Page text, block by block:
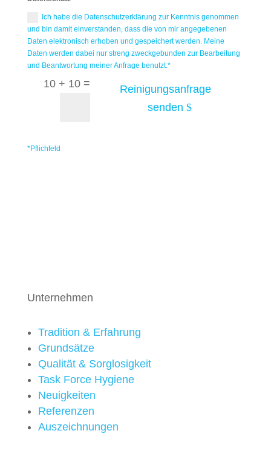
Ich habe die Datenschutzerklärung zur Kenntnis genommen
und bin damit einverstanden, dass die von mir angegebenen
Daten elektronisch erhoben und gespeichert werden. Meine
Daten werden dabei nur streng zweckgebunden zur Bearbeitung
und Beantwortung meiner Anfrage benutzt.*
10 + 10 =
Reinigungsanfrage
senden
*Pflichfeld
Unternehmen
Tradition & Erfahrung
Grundsätze
Qualität & Sorglosigkeit
Task Force Hygiene
Neuigkeiten
Referenzen
Auszeichnungen